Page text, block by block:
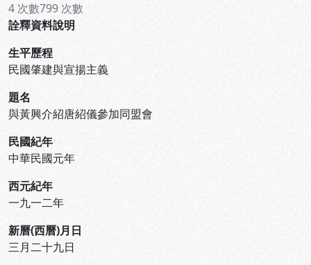
4 次數799 次數
詮釋資料說明
生平歷程
民國肇建與宣揚主義
題名
與黃興介紹唐紹儀參加同盟會
民國紀年
中華民國元年
西元紀年
一九一二年
新曆(西曆)月日
三月二十九日